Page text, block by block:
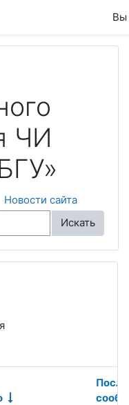
Вы
ЧИ
Новости сайта
Искать